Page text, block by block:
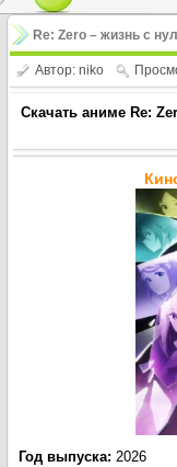
Re: Zero – жизнь с
/ Re:Zero kara
(4 сезон)
Автор: niko
Скачать аниме Re:
Год выпуска: 2026